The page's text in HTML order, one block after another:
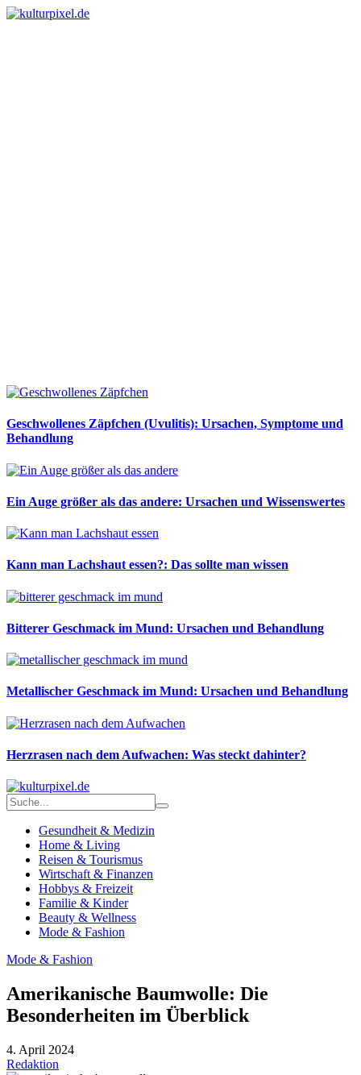
Geschwollenes Zäpfchen (Uvulitis): Ursachen, Symptome und
Behandlung
Ein Auge größer als das andere: Ursachen und Wissenswertes
Kann man Lachshaut essen?: Das sollte man wissen
Bitterer Geschmack im Mund: Ursachen und Behandlung
Metallischer Geschmack im Mund: Ursachen und Behandlung
Herzrasen nach dem Aufwachen: Was steckt dahinter?
Gesundheit & Medizin
Home & Living
Reisen & Tourismus
Wirtschaft & Finanzen
Hobbys & Freizeit
Familie & Kinder
Beauty & Wellness
Mode & Fashion
Mode & Fashion
Amerikanische Baumwolle: Die
Besonderheiten im Überblick
4. April 2024
Redaktion